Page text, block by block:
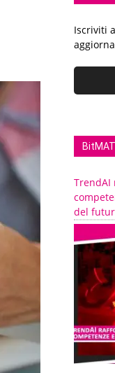
Iscriviti
TrendAI
del